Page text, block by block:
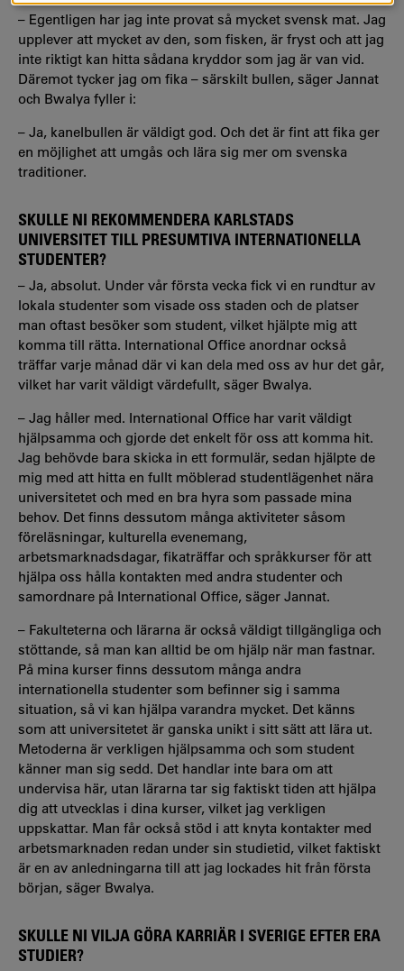
– Egentligen har jag inte provat så mycket svensk mat. Jag
upplever att mycket av den, som fisken, är fryst och att jag
inte riktigt kan hitta sådana kryddor som jag är van vid.
Däremot tycker jag om fika – särskilt bullen, säger Jannat
och Bwalya fyller i:
– Ja, kanelbullen är väldigt god. Och det är fint att fika ger
en möjlighet att umgås och lära sig mer om svenska
traditioner.
SKULLE NI REKOMMENDERA KARLSTADS
UNIVERSITET TILL PRESUMTIVA INTERNATIONELLA
STUDENTER?
– Ja, absolut. Under vår första vecka fick vi en rundtur av
lokala studenter som visade oss staden och de platser
man oftast besöker som student, vilket hjälpte mig att
komma till rätta. International Office anordnar också
träffar varje månad där vi kan dela med oss av hur det går,
vilket har varit väldigt värdefullt, säger Bwalya.
– Jag håller med. International Office har varit väldigt
hjälpsamma och gjorde det enkelt för oss att komma hit.
Jag behövde bara skicka in ett formulär, sedan hjälpte de
mig med att hitta en fullt möblerad studentlägenhet nära
universitetet och med en bra hyra som passade mina
behov. Det finns dessutom många aktiviteter såsom
föreläsningar, kulturella evenemang,
arbetsmarknadsdagar, fikaträffar och språkkurser för att
hjälpa oss hålla kontakten med andra studenter och
samordnare på International Office, säger Jannat.
– Fakulteterna och lärarna är också väldigt tillgängliga och
stöttande, så man kan alltid be om hjälp när man fastnar.
På mina kurser finns dessutom många andra
internationella studenter som befinner sig i samma
situation, så vi kan hjälpa varandra mycket. Det känns
som att universitetet är ganska unikt i sitt sätt att lära ut.
Metoderna är verkligen hjälpsamma och som student
känner man sig sedd. Det handlar inte bara om att
undervisa här, utan lärarna tar sig faktiskt tiden att hjälpa
dig att utvecklas i dina kurser, vilket jag verkligen
uppskattar. Man får också stöd i att knyta kontakter med
arbetsmarknaden redan under sin studietid, vilket faktiskt
är en av anledningarna till att jag lockades hit från första
början, säger Bwalya.
SKULLE NI VILJA GÖRA KARRIÄR I SVERIGE EFTER ERA
STUDIER?